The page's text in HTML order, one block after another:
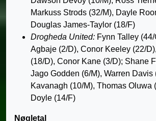
Markuss Strods (32/M), Dayle
Douglas James-Taylor (18/F)
Drogheda United: Fynn Talley
Agbaje (2/D), Conor Keeley (22/
(18/D), Conor Kane (3/D); Shane
Jago Godden (6/M), Warren Davis
Kavanagh (10/M), Thomas Oluwa
Doyle (14/F)
Nøgletal